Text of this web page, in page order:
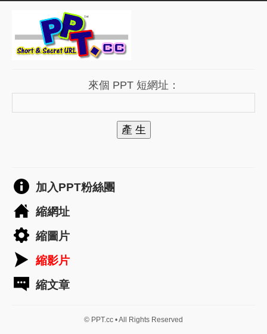
來個 PPT 短網址：
產 生
加入PPT粉絲團
縮網址
縮圖片
縮影片
縮文章
© PPT.cc • All Rights Reserved